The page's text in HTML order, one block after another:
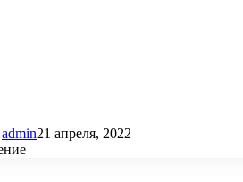
admin21 апреля, 2022